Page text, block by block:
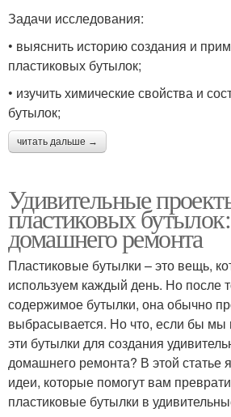
Задачи исследования:
• выяснить историю создания и
пластиковых бутылок;
• изучить химические свойства и
бутылок;
читать дальше →
Удивительные
пластиковых
домашнего ремонта
Пластиковые бутылки – это вещь,
используем каждый день. Но после
содержимое бутылки, она обычно
выбрасывается. Но что, если бы мы
эти бутылки для создания
домашнего ремонта? В этой статье
идеи, которые помогут вам
пластиковые бутылки в